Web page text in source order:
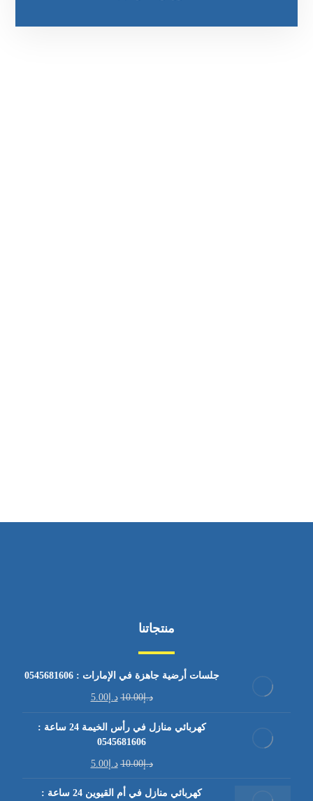
منتجاتنا
جلسات أرضية جاهزة في الإمارات : 0545681606
د.إ10.00 د.إ5.00
كهربائي منازل في رأس الخيمة 24 ساعة :
0545681606
د.إ10.00 د.إ5.00
كهربائي منازل في أم القيوين 24 ساعة :